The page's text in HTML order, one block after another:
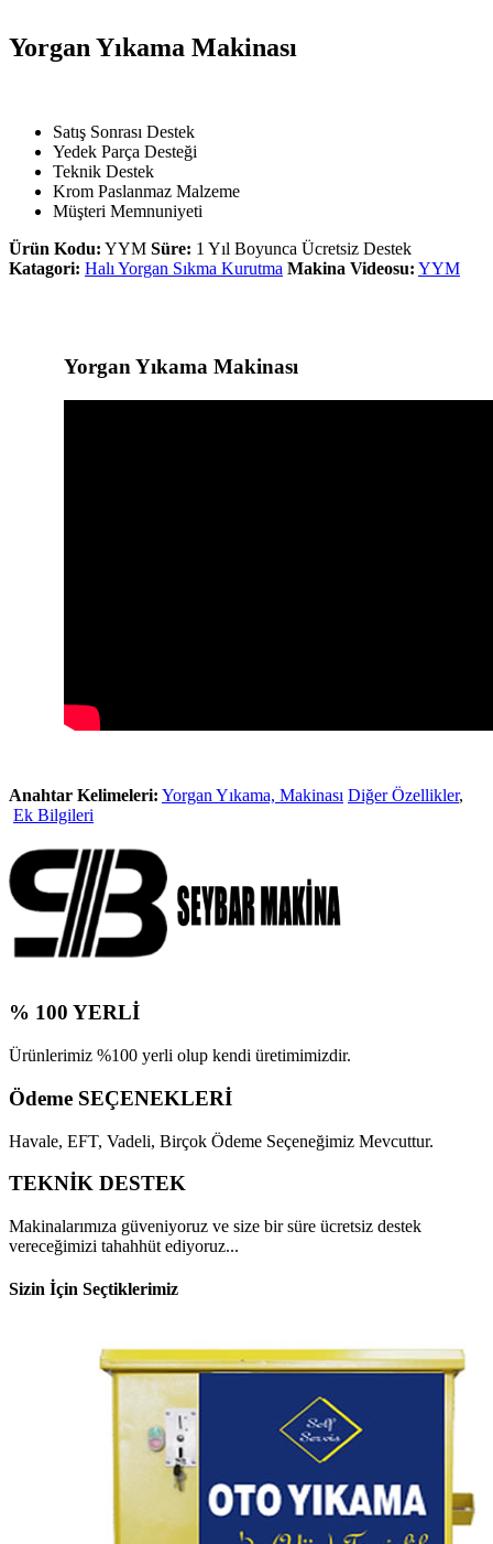
Yorgan Yıkama Makinası
Satış Sonrası Destek
Yedek Parça Desteği
Teknik Destek
Krom Paslanmaz Malzeme
Müşteri Memnuniyeti
Ürün Kodu: YYM Süre: 1 Yıl Boyunca Ücretsiz Destek
Katagori: Halı Yorgan Sıkma Kurutma Makina Videosu: YYM
Yorgan Yıkama Makinası
Anahtar Kelimeleri: Yorgan Yıkama, Makinası Diğer Özellikler,
Ek Bilgileri
% 100 YERLİ
Ürünlerimiz %100 yerli olup kendi üretimimizdir.
Ödeme SEÇENEKLERİ
Havale, EFT, Vadeli, Birçok Ödeme Seçeneğimiz Mevcuttur.
TEKNİK DESTEK
Makinalarımıza güveniyoruz ve size bir süre ücretsiz destek
vereceğimizi tahahhüt ediyoruz...
Sizin İçin Seçtiklerimiz